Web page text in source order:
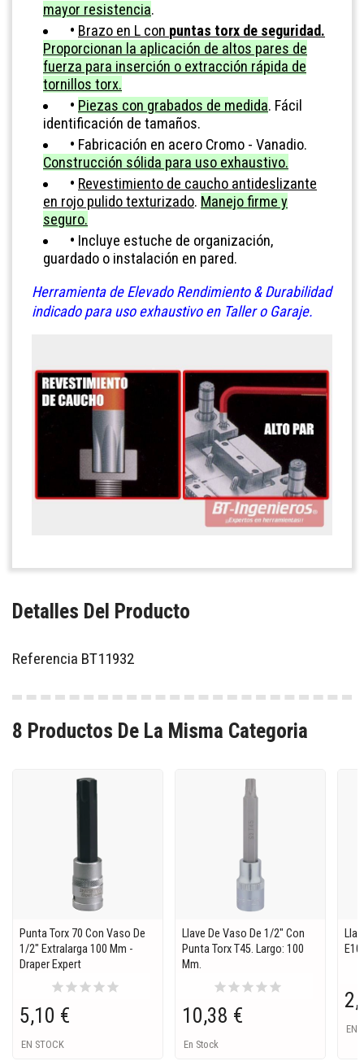
mayor resistencia.
• Brazo en L con puntas torx de seguridad.
Proporcionan la aplicación de altos pares de
fuerza para inserción o extracción rápida de
tornillos torx.
• Piezas con grabados de medida. Fácil
identificación de tamaños.
• Fabricación en acero Cromo - Vanadio.
Construcción sólida para uso exhaustivo.
• Revestimiento de caucho antideslizante
en rojo pulido texturizado. Manejo firme y
seguro.
• Incluye estuche de organización,
guardado o instalación en pared.
Herramienta de Elevado Rendimiento & Durabilidad
indicado para uso exhaustivo en Taller o Garaje.
Detalles Del Producto
Referencia BT11932
8 Productos De La Misma Categoria
Punta Torx 70 Con Vaso De
1/2" Extralarga 100 Mm -
Draper Expert
starstarstarstarstar
5,10 €
EN STOCK
Llave De Vaso De 1/2" Con
Punta Torx T45. Largo: 100
Mm.
starstarstarstarstar
10,38 €
En Stock
EN